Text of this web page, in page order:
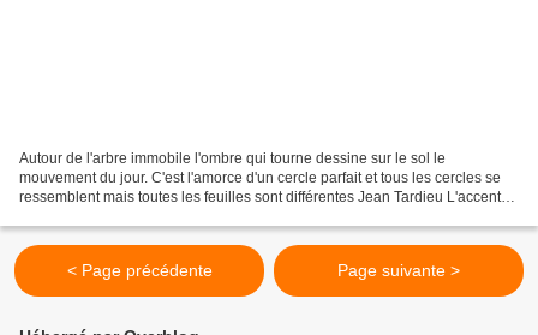
Autour de l'arbre immobile l'ombre qui tourne dessine sur le sol le
mouvement du jour. C'est l'amorce d'un cercle parfait et tous les cercles se
ressemblent mais toutes les feuilles sont différentes Jean Tardieu L'accent
< Page précédente Page suivante >